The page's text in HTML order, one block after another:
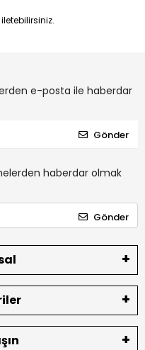
e-posta ile haberdar
Gönder
haberdar olmak
Gönder